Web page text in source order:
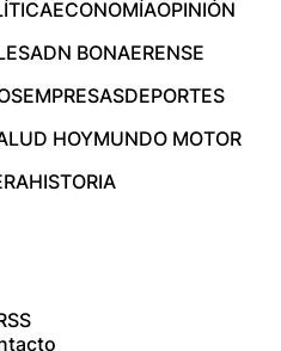
ECONOMÍAOPINIÓN
ADN BONAERENSE
EMPRESASDEPORTES
HOYMUNDO MOTOR
HISTORIA